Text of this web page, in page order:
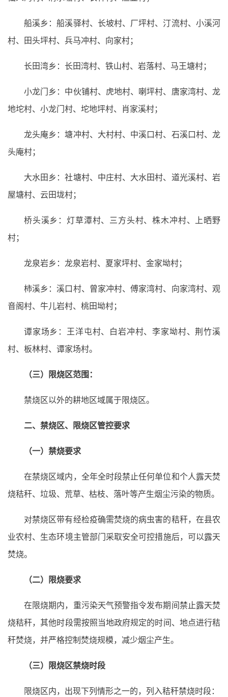
船溪乡：船溪驿村、长坡村、厂坪村、汀流村、小溪河
村、田头坪村、兵马冲村、向家村；
长田湾乡：长田湾村、铁山村、岩落村、马王塘村；
小龙门乡：中伙铺村、虎地村、喇坪村、唐家湾村、龙
地坨村、小龙门村、坨地坪村、肖家溪村；
龙头庵乡：塘冲村、大村村、中溪口村、石溪口村、龙
头庵村；
大水田乡：社塘村、中庄村、大水田村、道光溪村、岩
屋塘村、云田垅村；
桥头溪乡：灯草潭村、三方头村、株木冲村、上晒野
村；
龙泉岩乡：龙泉岩村、夏家坪村、金家坳村；
柿溪乡：溪口村、曾家冲村、傅家湾村、向家湾村、观
音阁村、牛儿岩村、桃田坳村；
谭家场乡：王洋屯村、白岩冲村、李家坳村、荆竹溪
村、板林村、谭家场村。
（三）限烧区范围：
禁烧区以外的耕地区域属于限烧区。
二、禁烧区、限烧区管控要求
（一）禁烧要求
在禁烧区域内，全年全时段禁止任何单位和个人露天焚
烧秸秆、垃圾、荒草、枯枝、落叶等产生烟尘污染的物质。
对禁烧区带有经检疫确需焚烧的病虫害的秸秆，在县农
业农村、生态环境主管部门采取安全可控措施后，可以露天
焚烧。
（二）限烧要求
在限烧期内，重污染天气预警指令发布期间禁止露天焚
烧秸秆，其他时段需按照当地政府规定的时间、地点进行秸
秆焚烧，并严格控制焚烧规模，减少烟尘产生。
（三）限烧区禁烧时段
限烧区内，出现下列情形之一的，列入秸秆禁烧时段：